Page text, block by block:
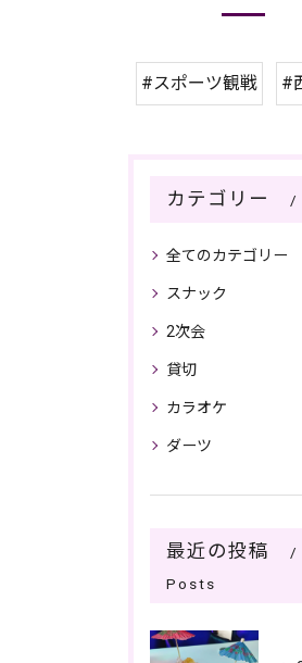
#スポーツ観戦 #
カテゴリー
全てのカテゴリー
スナック
2次会
貸切
カラオケ
ダーツ
最近の投稿
Posts